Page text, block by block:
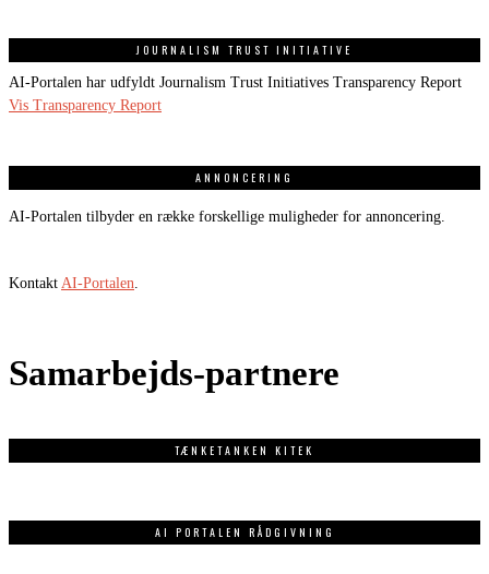
JOURNALISM TRUST INITIATIVE
AI-Portalen har udfyldt Journalism Trust Initiatives Transparency Report
Vis Transparency Report
ANNONCERING
AI-Portalen tilbyder en række forskellige muligheder for annoncering.
Kontakt AI-Portalen
Samarbejds-partnere
TÆNKETANKEN KITEK
AI PORTALEN RÅDGIVNING